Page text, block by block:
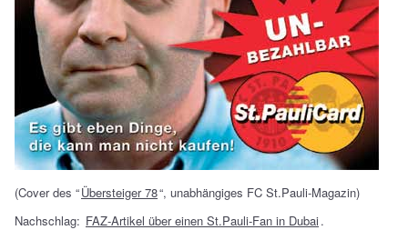
(Cover des “Übersteiger 78“, unabhängiges FC St.Pauli-Magazin)
Nachschlag: FAZ-Artikel über einen St.Pauli-Fan in Dubai .